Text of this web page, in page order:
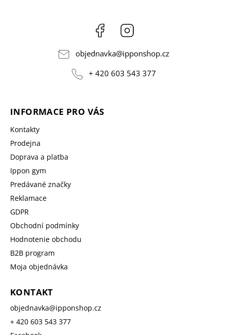
Facebook
objednavka@ipponshop.cz
+ 420 603 543 377
INFORMACE PRO VÁS
Kontakty
Prodejna
Doprava a platba
Ippon gym
Predávané značky
Reklamace
GDPR
Obchodní podmínky
Hodnotenie obchodu
B2B program
Moja objednávka
KONTAKT
objednavka@ipponshop.cz
+ 420 603 543 377